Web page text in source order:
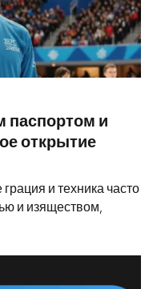
паспортом и
открытие
и техника часто
и изяществом,